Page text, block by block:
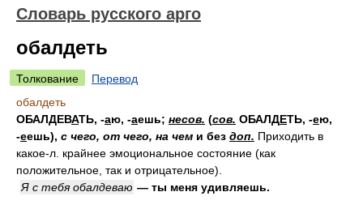
Словарь русского арго
обалдеть
Толкование
Перевод
обалдеть
ОБАЛДЕВАТЬ, -аю, -аешь; несов. (сов. ОБАЛДЕТЬ, -ею,
-еешь), с чего, от чего, на чем и без доп. Приходить в
какое-л. крайнее эмоциональное состояние (как
положительное, так и отрицательное)
Я с тебя обалдеваю — ты меня удивляешь.